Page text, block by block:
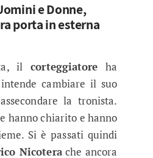
e Donne,
porta in esterna
ilcorteggiatore ha
cambiare il suo
la tronista.
hanno chiarito e hanno
Si è passati quindi
Nicoterache ancora